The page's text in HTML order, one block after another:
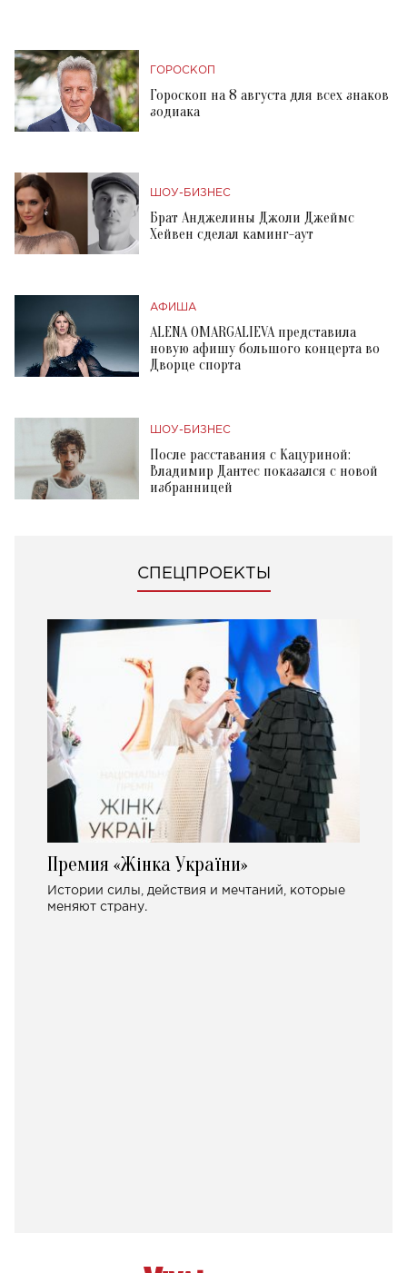
ГОРОСКОП
Гороскоп на 8 августа для всех знаков
зодиака
ШОУ-БИЗНЕС
Брат Анджелины Джоли Джеймс
Хейвен сделал каминг-аут
АФИША
ALENA OMARGALIEVA представила
новую афишу большого концерта во
Дворце спорта
ШОУ-БИЗНЕС
После расставания с Кацуриной:
Владимир Дантес показался с новой
избранницей
СПЕЦПРОЕКТЫ
Премия «Жінка України»
Истории силы, действия и мечтаний, которые
меняют страну.